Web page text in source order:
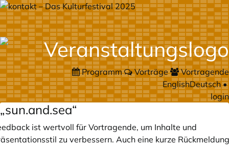
Programm Vorträge
Vortragende
EnglishDeutsch•
login
„sun.and.sea“
ist wertvoll für Vortragende, um Inhalte und
zu verbessern. Auch eine kurze Rückmeldung